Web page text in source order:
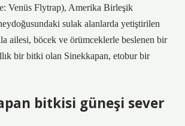
Venüs Flytrap), Amerika Birleşik
sulak alanlarda yetiştirilen
ailesi, böcek ve örümceklerle beslenen bir
bir bitki olan Sinekkapan, etobur bir
bitkisi güneşi sever